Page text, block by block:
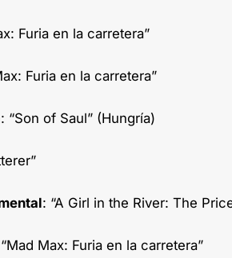
Furia en la carretera”
Furia en la carretera”
: “Son of Saul” (Hungría)
: “A Girl in the River: The
“Mad Max: Furia en la carretera”